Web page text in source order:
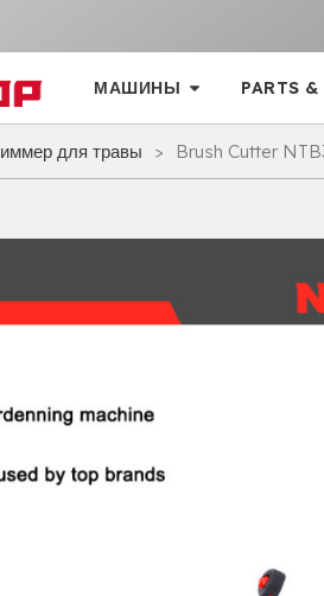
МАШИНЫ PARTS &
для травы > Brush Cutter